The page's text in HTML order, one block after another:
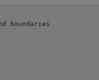
boundaries